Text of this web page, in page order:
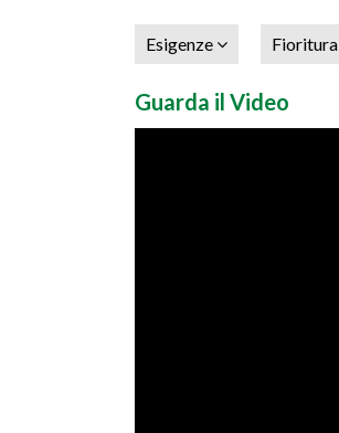
Esigenze Fioritura
Guarda il Video